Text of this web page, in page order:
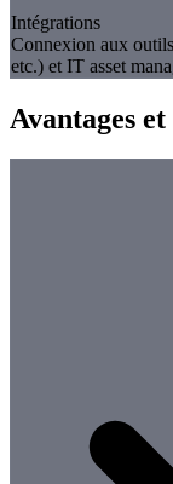
Intégrations
Connexion aux
etc.) et IT asset
Avantages